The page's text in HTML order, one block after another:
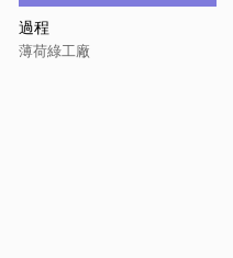
過程
薄荷綠工廠